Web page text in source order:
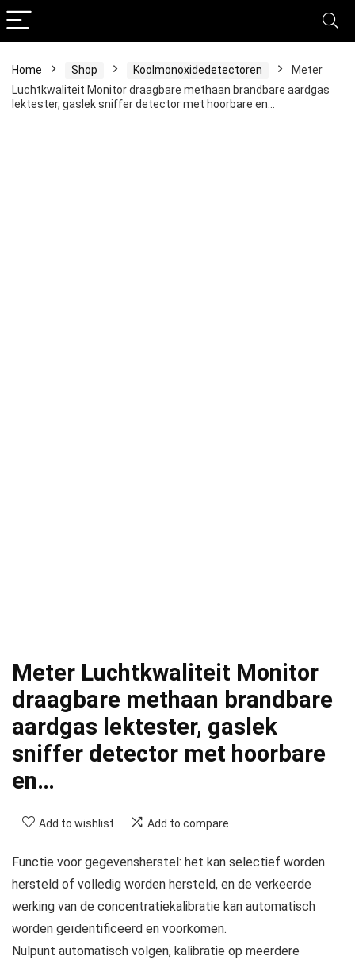
Home Shop Koolmonoxidedetectoren
Meter
Luchtkwaliteit Monitor draagbare methaan brandbare aardgas
lektester, gaslek sniffer detector met hoorbare en…
Meter Luchtkwaliteit Monitor
draagbare methaan brandbare
aardgas lektester, gaslek
sniffer detector met hoorbare
en…
Add to wishlist Add to compare
Functie voor gegevensherstel: het kan selectief worden
hersteld of volledig worden hersteld, en de verkeerde
werking van de concentratiekalibratie kan automatisch
worden geïdentificeerd en voorkomen.
Nulpunt automatisch volgen, kalibratie op meerdere